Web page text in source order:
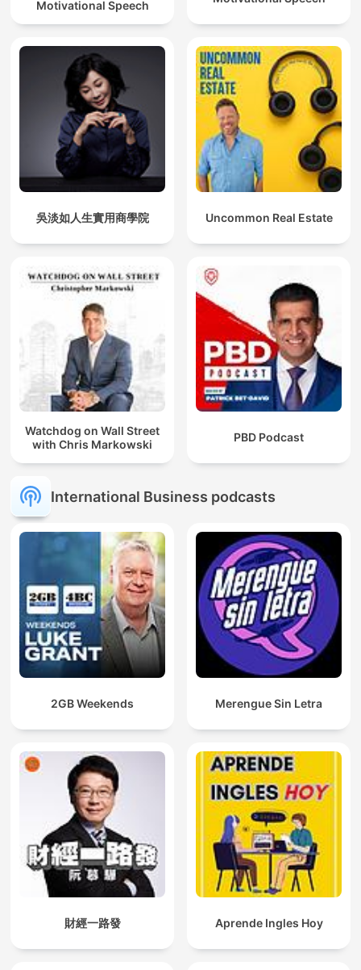
Motivational Speech
吳淡如人生實用商學院 Uncommon Real Estate
Watchdog on Wall Street
with Chris Markowski
PBD Podcast
International Business podcasts
2GB Weekends Merengue Sin Letra
財經一路發 Aprende Ingles Hoy